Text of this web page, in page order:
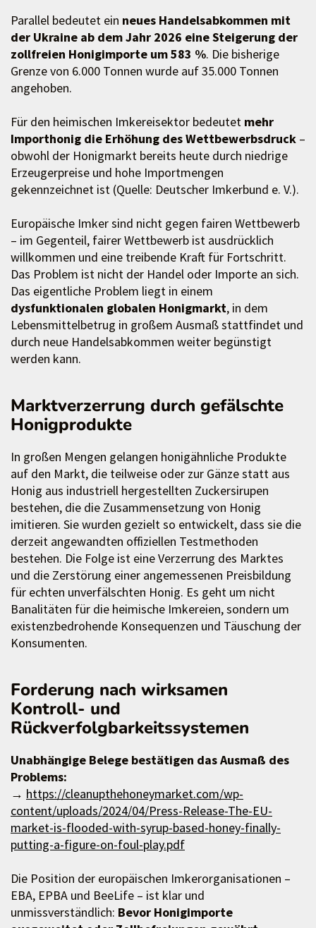
Parallel bedeutet ein neues Handelsabkommen mit
der Ukraine ab dem Jahr 2026 eine Steigerung der
zollfreien Honigimporte um 583 %. Die bisherige
Grenze von 6.000 Tonnen wurde auf 35.000 Tonnen
angehoben.
Für den heimischen Imkereisektor bedeutet mehr
Importhonig die Erhöhung des Wettbewerbsdruck –
obwohl der Honigmarkt bereits heute durch niedrige
Erzeugerpreise und hohe Importmengen
gekennzeichnet ist (Quelle: Deutscher Imkerbund e. V.).
Europäische Imker sind nicht gegen fairen Wettbewerb
– im Gegenteil, fairer Wettbewerb ist ausdrücklich
willkommen und eine treibende Kraft für Fortschritt.
Das Problem ist nicht der Handel oder Importe an sich.
Das eigentliche Problem liegt in einem
dysfunktionalen globalen Honigmarkt, in dem
Lebensmittelbetrug in großem Ausmaß stattfindet und
durch neue Handelsabkommen weiter begünstigt
werden kann.
Marktverzerrung durch gefälschte
Honigprodukte
In großen Mengen gelangen honigähnliche Produkte
auf den Markt, die teilweise oder zur Gänze statt aus
Honig aus industriell hergestellten Zuckersirupen
bestehen, die die Zusammensetzung von Honig
imitieren. Sie wurden gezielt so entwickelt, dass sie die
derzeit angewandten offiziellen Testmethoden
bestehen. Die Folge ist eine Verzerrung des Marktes
und die Zerstörung einer angemessenen Preisbildung
für echten unverfälschten Honig. Es geht um nicht
Banalitäten für die heimische Imkereien, sondern um
existenzbedrohende Konsequenzen und Täuschung der
Konsumenten.
Forderung nach wirksamen
Kontroll- und
Rückverfolgbarkeitssystemen
Unabhängige Belege bestätigen das Ausmaß des
Problems:
→ https://cleanupthehoneymarket.com/wp-
content/uploads/2024/04/Press-Release-The-EU-
market-is-flooded-with-syrup-based-honey-finally-
putting-a-figure-on-foul-play.pdf
Die Position der europäischen Imkerorganisationen –
EBA, EPBA und BeeLife – ist klar und
unmissverständlich: Bevor Honigimporte